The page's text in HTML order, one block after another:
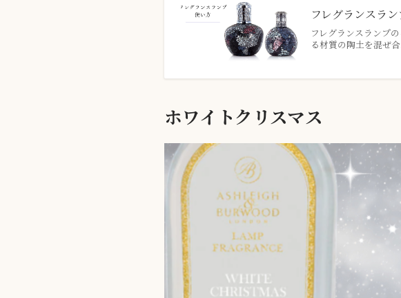
フレグランスラ
フレグランスランプ
る材質の陶土を混ぜ
ホワイトクリスマス